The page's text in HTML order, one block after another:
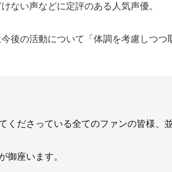
ない声などに定評のある人気声優。
後の活動について「体調を考慮しつ
くださっている全てのファンの皆様、
御座います。